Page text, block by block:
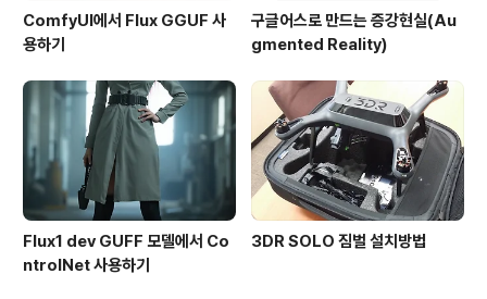
ComfyUI에서 Flux GGUF 사
용하기
구글어스로 만드는 증강현실(Au
gmented Reality)
Flux1 dev GUFF 모델에서 Co
ntrolNet 사용하기
3DR SOLO 짐벌 설치방법